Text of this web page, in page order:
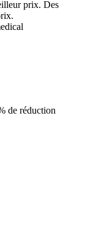
Des
de réduction